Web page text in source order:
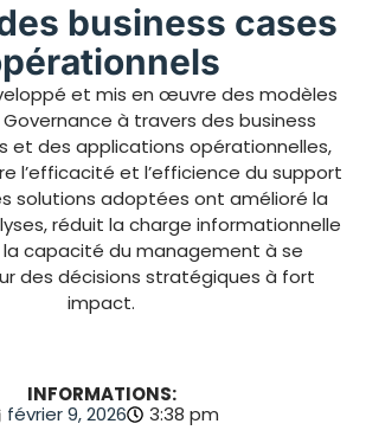
business cases
et mis en œuvre des modèles
à travers des business
et des applications opérationnelles,
l’efficacité et l’efficience du support
solutions adoptées ont amélioré la
réduit la charge informationnelle
capacité du management à se
des décisions stratégiques à fort
impact.
INFORMATIONS:
février 9, 2026
3:38 pm